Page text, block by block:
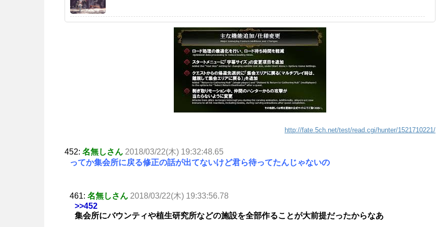
http://fate.5ch.net/test/read.cgi/hunter/1521710221/
452: 名無しさん 2018/03/22(木) 19:32:48.65
ってか集会所に戻る修正の話が出てないけど君ら待ってたんじゃないの
461: 名無しさん 2018/03/22(木) 19:33:56.78
>>452
集会所にバウンティや植生研究所などの施設を全部作ることが大前提だったからなあ